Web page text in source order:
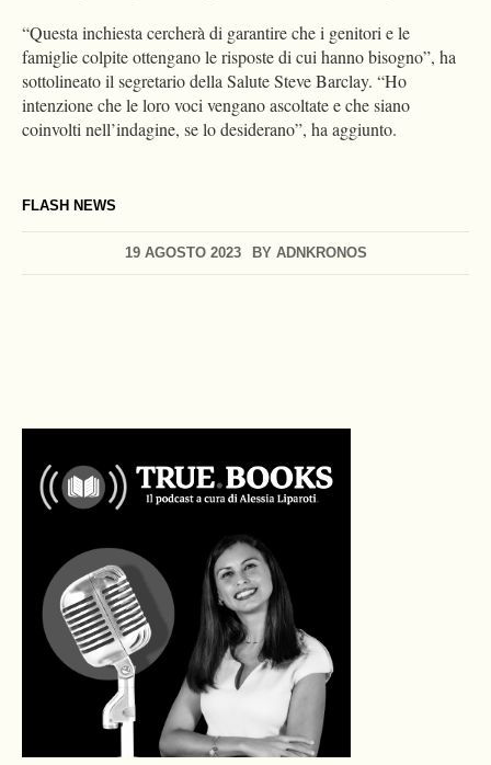
FLASH NEWS
19 AGOSTO 2023 BY ADNKRONOS
“Questa inchiesta cercherà di garantire che i genitori e le
famiglie colpite ottengano le risposte di cui hanno bisogno”, ha
sottolineato il segretario della Salute Steve Barclay. “Ho
intenzione che le loro voci vengano ascoltate e che siano
coinvolti nell’indagine, se lo desiderano”, ha aggiunto.